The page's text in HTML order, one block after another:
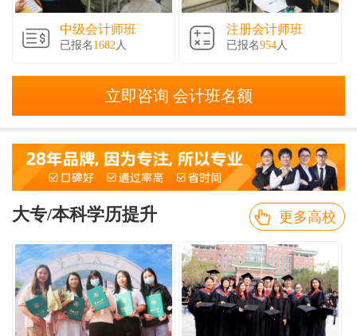
中级会计师班
已报名 1682 人
注册会计师班
已报名954人
立即咨询 会计班名额
大专/本科学历提升 更多高校